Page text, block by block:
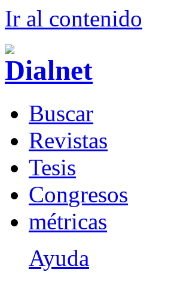
Ir al contenido
Buscar
Revistas
Tesis
Congresos
métricas
Ayuda